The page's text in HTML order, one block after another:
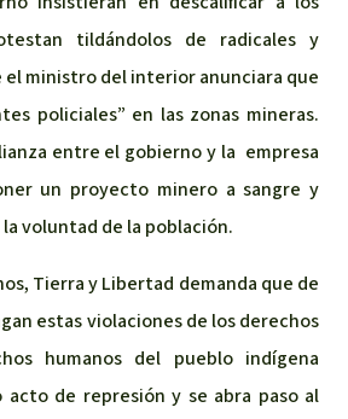
tildándolos de radicales y
ministro del interior anunciara que
policiales” en las zonas mineras.
entre el gobierno y la empresa
un proyecto minero a sangre y
voluntad de la población.
Tierra y Libertad demanda que de
estas violaciones de los derechos
humanos del pueblo indígena
acto de represión y se abra paso al